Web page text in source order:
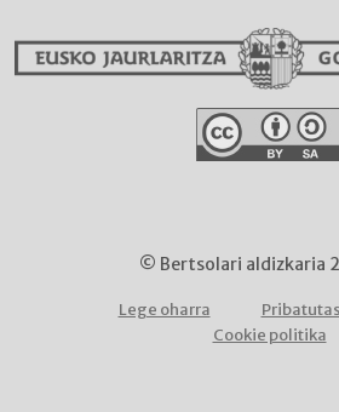
© Bertsolari aldizkaria
Lege oharra
Cookie politika